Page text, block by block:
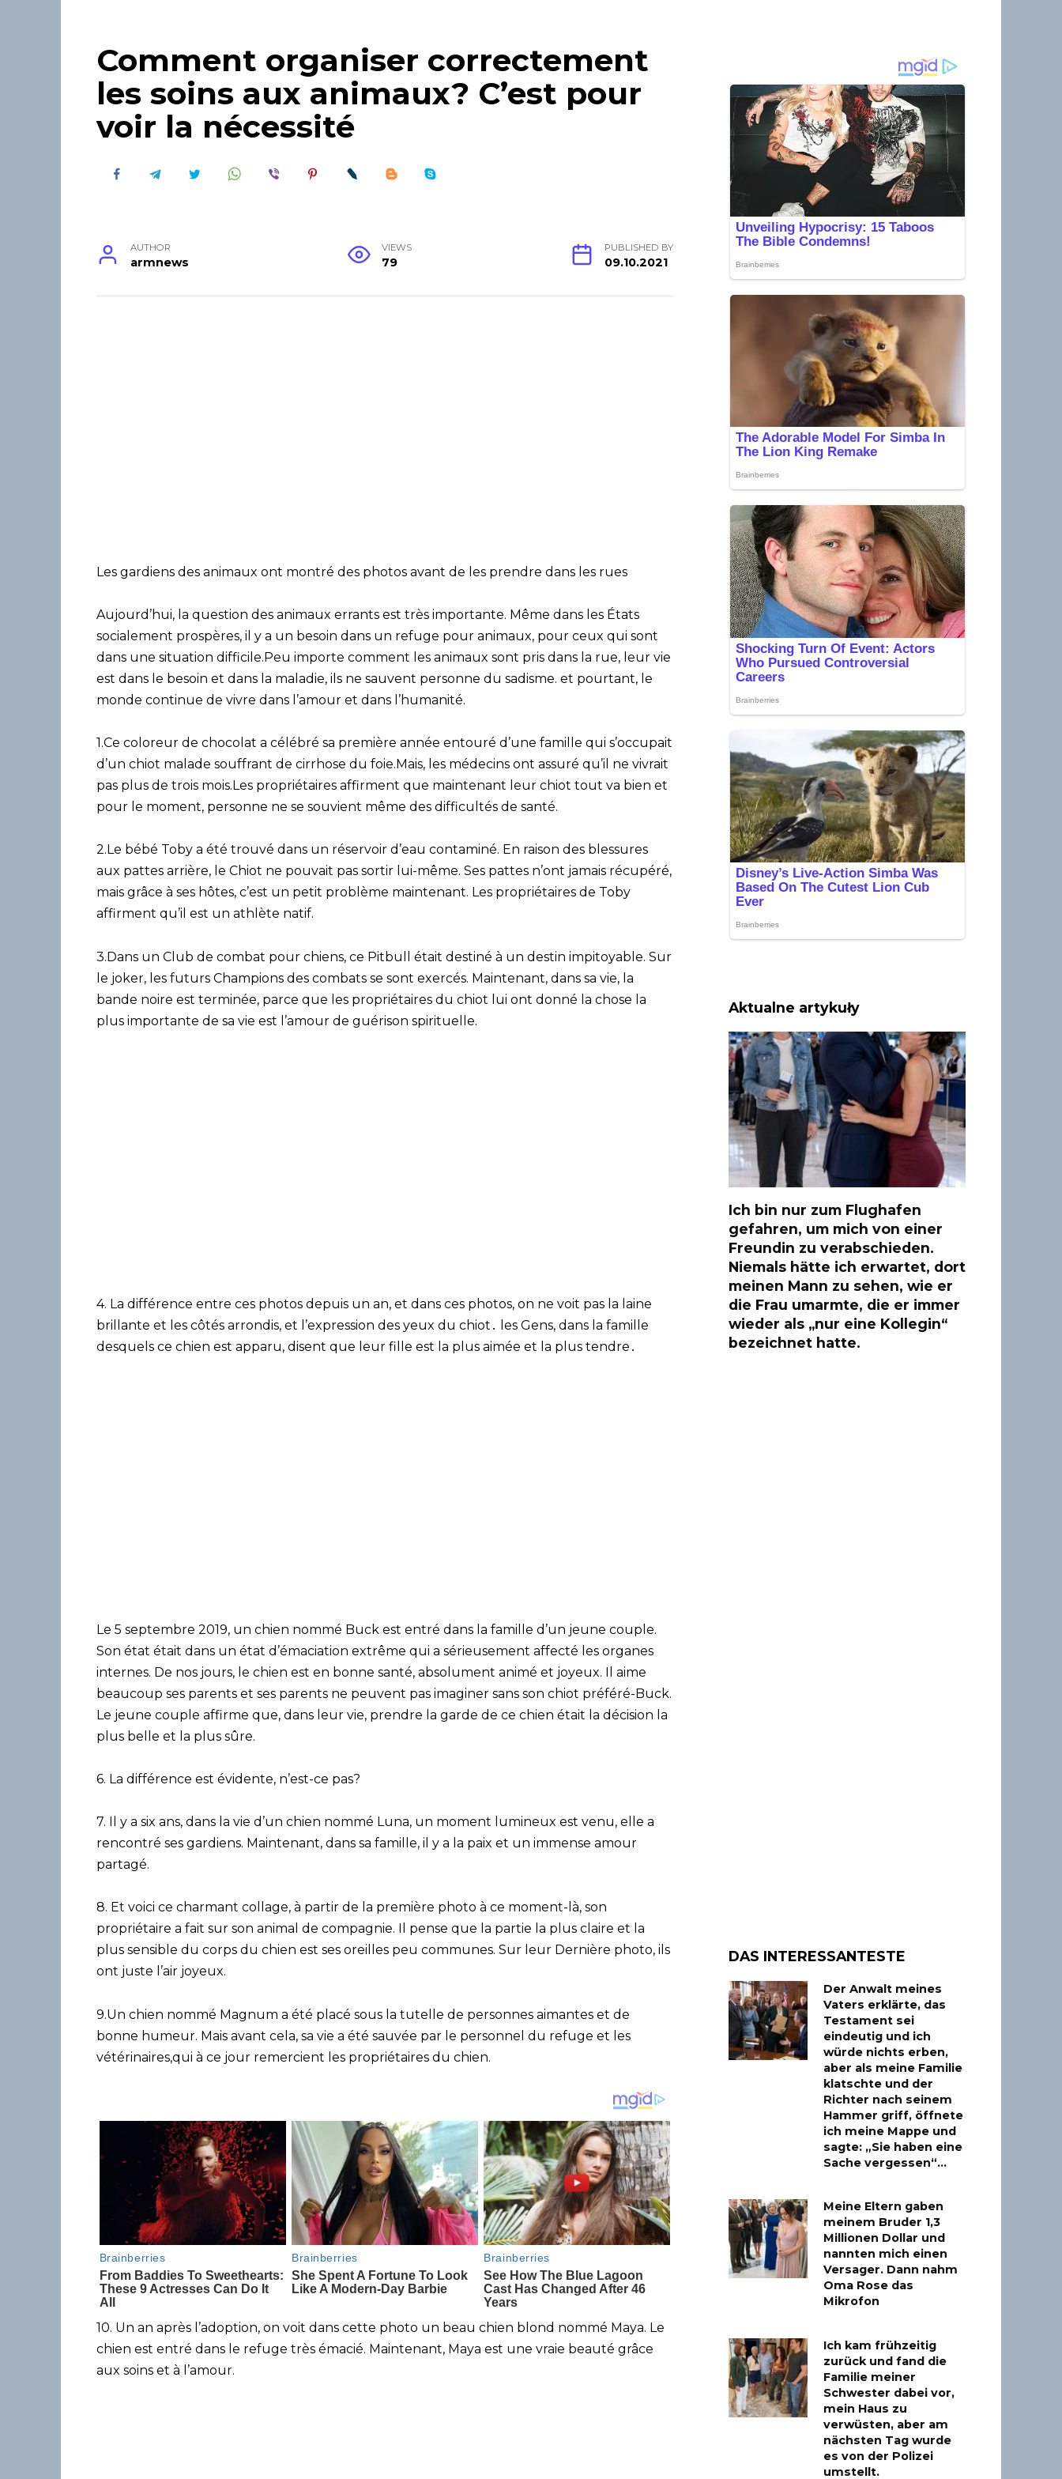
Comment organiser correctement
les soins aux animaux? C’est pour
voir la nécessité
AUTHOR
armnews
VIEWS
79
PUBLISHED BY
09.10.2021
Les gardiens des animaux ont montré des photos avant de les prendre dans les rues
Aujourd’hui, la question des animaux errants est très importante. Même dans les États
socialement prospères, il y a un besoin dans un refuge pour animaux, pour ceux qui sont
dans une situation difficile.Peu importe comment les animaux sont pris dans la rue, leur vie
est dans le besoin et dans la maladie, ils ne sauvent personne du sadisme. et pourtant, le
monde continue de vivre dans l’amour et dans l’humanité.
1.Ce coloreur de chocolat a célébré sa première année entouré d’une famille qui s’occupait
d’un chiot malade souffrant de cirrhose du foie.Mais, les médecins ont assuré qu’il ne vivrait
pas plus de trois mois.Les propriétaires affirment que maintenant leur chiot tout va bien et
pour le moment, personne ne se souvient même des difficultés de santé.
2.Le bébé Toby a été trouvé dans un réservoir d’eau contaminé. En raison des blessures
aux pattes arrière, le Chiot ne pouvait pas sortir lui-même. Ses pattes n’ont jamais récupéré,
mais grâce à ses hôtes, c’est un petit problème maintenant. Les propriétaires de Toby
affirment qu’il est un athlète natif.
3.Dans un Club de combat pour chiens, ce Pitbull était destiné à un destin impitoyable. Sur
le joker, les futurs Champions des combats se sont exercés. Maintenant, dans sa vie, la
bande noire est terminée, parce que les propriétaires du chiot lui ont donné la chose la
plus importante de sa vie est l’amour de guérison spirituelle.
4. La différence entre ces photos depuis un an, et dans ces photos, on ne voit pas la laine
brillante et les côtés arrondis, et l’expression des yeux du chiot․ les Gens, dans la famille
desquels ce chien est apparu, disent que leur fille est la plus aimée et la plus tendre․
Le 5 septembre 2019, un chien nommé Buck est entré dans la famille d’un jeune couple.
Son état était dans un état d’émaciation extrême qui a sérieusement affecté les organes
internes. De nos jours, le chien est en bonne santé, absolument animé et joyeux. Il aime
beaucoup ses parents et ses parents ne peuvent pas imaginer sans son chiot préféré-Buck.
Le jeune couple affirme que, dans leur vie, prendre la garde de ce chien était la décision la
plus belle et la plus sûre.
6. La différence est évidente, n’est-ce pas?
7. Il y a six ans, dans la vie d’un chien nommé Luna, un moment lumineux est venu, elle a
rencontré ses gardiens. Maintenant, dans sa famille, il y a la paix et un immense amour
partagé.
8. Et voici ce charmant collage, à partir de la première photo à ce moment-là, son
propriétaire a fait sur son animal de compagnie. Il pense que la partie la plus claire et la
plus sensible du corps du chien est ses oreilles peu communes. Sur leur Dernière photo, ils
ont juste l’air joyeux.
9.Un chien nommé Magnum a été placé sous la tutelle de personnes aimantes et de
bonne humeur. Mais avant cela, sa vie a été sauvée par le personnel du refuge et les
vétérinaires,qui à ce jour remercient les propriétaires du chien.
10. Un an après l’adoption, on voit dans cette photo un beau chien blond nommé Maya. Le
chien est entré dans le refuge très émacié. Maintenant, Maya est une vraie beauté grâce
aux soins et à l’amour.
Aktualne artykuły
Ich bin nur zum Flughafen
gefahren, um mich von einer
Freundin zu verabschieden.
Niemals hätte ich erwartet, dort
meinen Mann zu sehen, wie er
die Frau umarmte, die er immer
wieder als „nur eine Kollegin“
bezeichnet hatte.
DAS INTERESSANTESTE
Der Anwalt meines
Vaters erklärte, das
Testament sei
eindeutig und ich
würde nichts erben,
aber als meine Familie
klatschte und der
Richter nach seinem
Hammer griff, öffnete
ich meine Mappe und
sagte: „Sie haben eine
Sache vergessen“…
Meine Eltern gaben
meinem Bruder 1,3
Millionen Dollar und
nannten mich einen
Versager. Dann nahm
Oma Rose das
Mikrofon
Ich kam frühzeitig
zurück und fand die
Familie meiner
Schwester dabei vor,
mein Haus zu
verwüsten, aber am
nächsten Tag wurde
es von der Polizei
umstellt.